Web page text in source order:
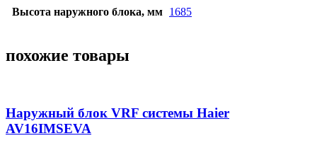
Высота наружного блока, мм 1685
похожие товары
Наружный блок VRF системы Haier
AV16IMSEVA